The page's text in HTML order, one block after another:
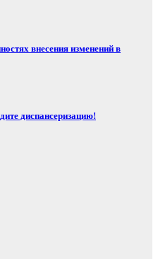
внесения изменений в
диспансеризацию!